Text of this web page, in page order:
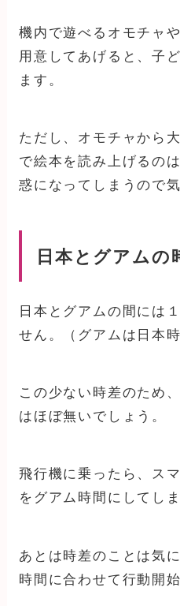
機内で遊べるオモチャ
用意してあげると、子
ます。
ただし、オモチャから
で絵本を読み上げるの
惑になってしまうので
日本とグアムの
日本とグアムの間には
せん。（グアムは日本
この少ない時差のため
はほぼ無いでしょう。
飛行機に乗ったら、ス
をグアム時間にしてし
あとは時差のことは気
時間に合わせて行動開